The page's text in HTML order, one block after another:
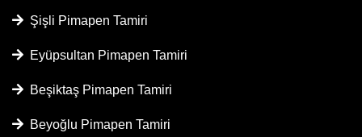
Şişli Pimapen Tamiri
Eyüpsultan Pimapen Tamiri
Beşiktaş Pimapen Tamiri
Beyoğlu Pimapen Tamiri